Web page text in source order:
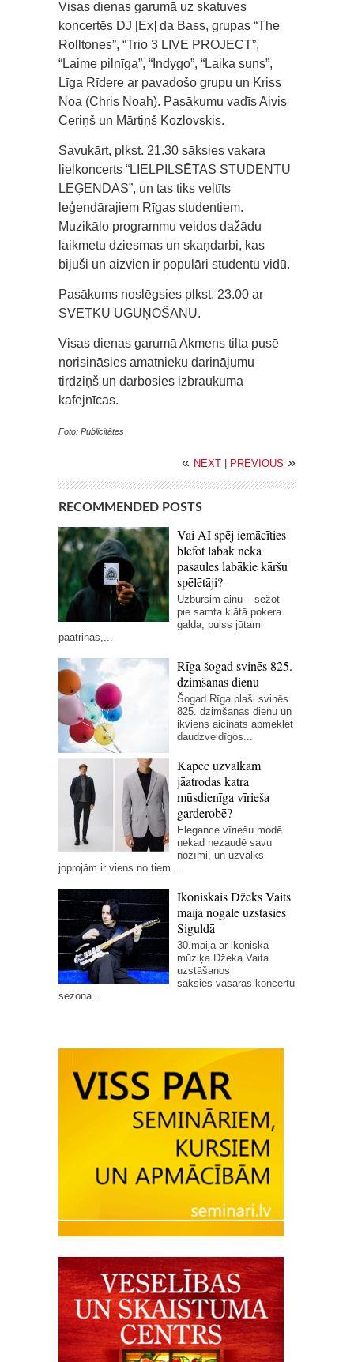
Visas dienas garumā uz skatuves
koncertēs DJ [Ex] da Bass, grupas “The
Rolltones”, “Trio 3 LIVE PROJECT”,
“Laime pilnīga”, “Indygo”, “Laika suns”,
Līga Rīdere ar pavadošo grupu un Kriss
Noa (Chris Noah). Pasākumu vadīs Aivis
Ceriņš un Mārtiņš Kozlovskis.
Savukārt, plkst. 21.30 sāksies vakara
lielkoncerts “LIELPILSĒTAS STUDENTU
LEĢENDAS”, un tas tiks veltīts
leģendārajiem Rīgas studentiem.
Muzikālo programmu veidos dažādu
laikmetu dziesmas un skaņdarbi, kas
bijuši un aizvien ir populāri studentu vidū.
Pasākums noslēgsies plkst. 23.00 ar
SVĒTKU UGUŅOŠANU.
Visas dienas garumā Akmens tilta pusē
norisināsies amatnieku darinājumu
tirdziņš un darbosies izbraukuma
kafejnīcas.
Foto: Publicitātes
« NEXT PREVIOUS »
RECOMMENDED POSTS
Vai AI spēj iemācīties
blefot labāk nekā
pasaules labākie kāršu
spēlētāji?
Uzbursim ainu – sēžot
pie samta klātā pokera
galda, pulss jūtami
paātrinās,...
Rīga šogad svinēs 825.
dzimšanas dienu
Šogad Rīga plaši svinēs
825. dzimšanas dienu un
ikviens aicināts apmeklēt
daudzveidīgos...
Kāpēc uzvalkam
jāatrodas katra
mūsdienīga vīrieša
garderobē?
Elegance vīriešu modē
nekad nezaudē savu
nozīmi, un uzvalks
joprojām ir viens no tiem...
Ikoniskais Džeks Vaits
maija nogalē uzstāsies
Siguldā
30.maijā ar ikoniskā
mūziķa Džeka Vaita
uzstāšanos
sāksies vasaras koncertu
sezona...